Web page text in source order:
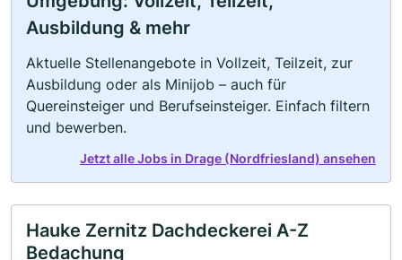
Ausbildung & mehr
Aktuelle Stellenangebote in Vollzeit, Teilzeit, zur
Ausbildung oder als Minijob – auch für
Quereinsteiger und Berufseinsteiger. Einfach filtern
und bewerben.
Jetzt alle Jobs in Drage (Nordfriesland) ansehen
Hauke Zernitz Dachdeckerei A-Z
Bedachung